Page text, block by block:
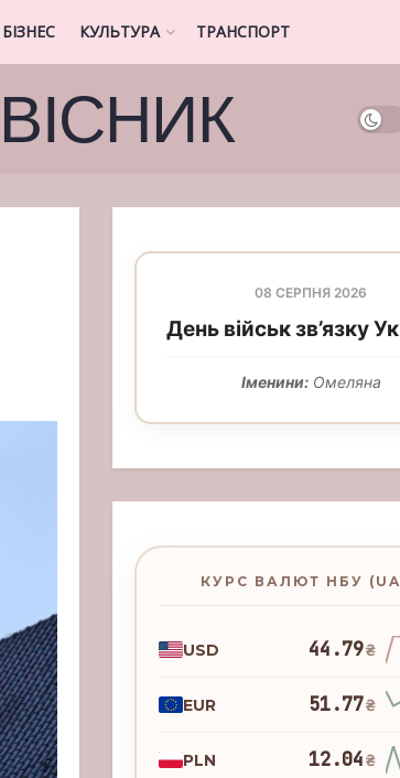
БІЗНЕС КУЛЬТУРА ТРАНСПОРТ
08 СЕРПНЯ 2026
День військ зв’язку
Іменини:Омеляна
КУРС ВАЛЮТ НБУ
USD 44.79₴
EUR 51.77₴
PLN 12.04₴